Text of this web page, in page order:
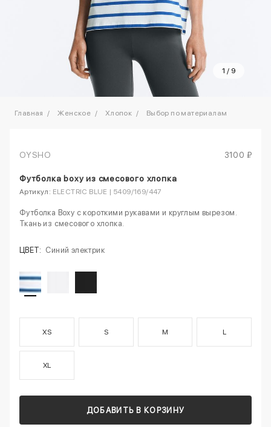
1 / 9
Главная Женское Хлопок Выбор по материалам
OYSHO 3100 ₽
Футболка boxy из смесового хлопка
Артикул: ELECTRIC BLUE | 5409/169/447
Футболка Boxy с короткими рукавами и круглым вырезом.
Ткань из смесового хлопка.
ЦВЕТ: Синий электрик
XS S M L
XL
ДОБАВИТЬ В КОРЗИНУ